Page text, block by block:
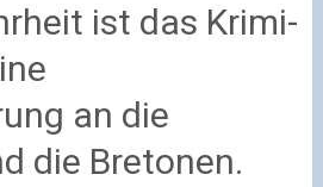
ist das Krimi-
an die
die Bretonen.